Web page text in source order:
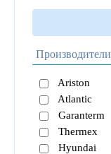
Производители
Ariston
Atlantic
Garanterm
Thermex
Hyundai